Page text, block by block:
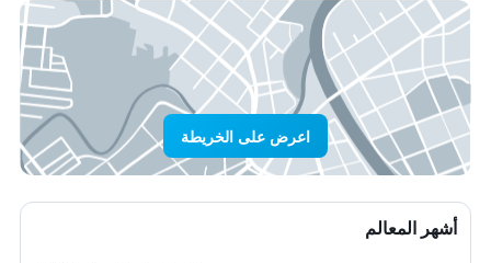
اعرض على الخريطة
أشهر المعالم